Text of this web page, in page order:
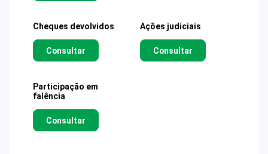
Cheques devolvidos
Consultar
Ações judiciais
Consultar
Participação em
falência
Consultar